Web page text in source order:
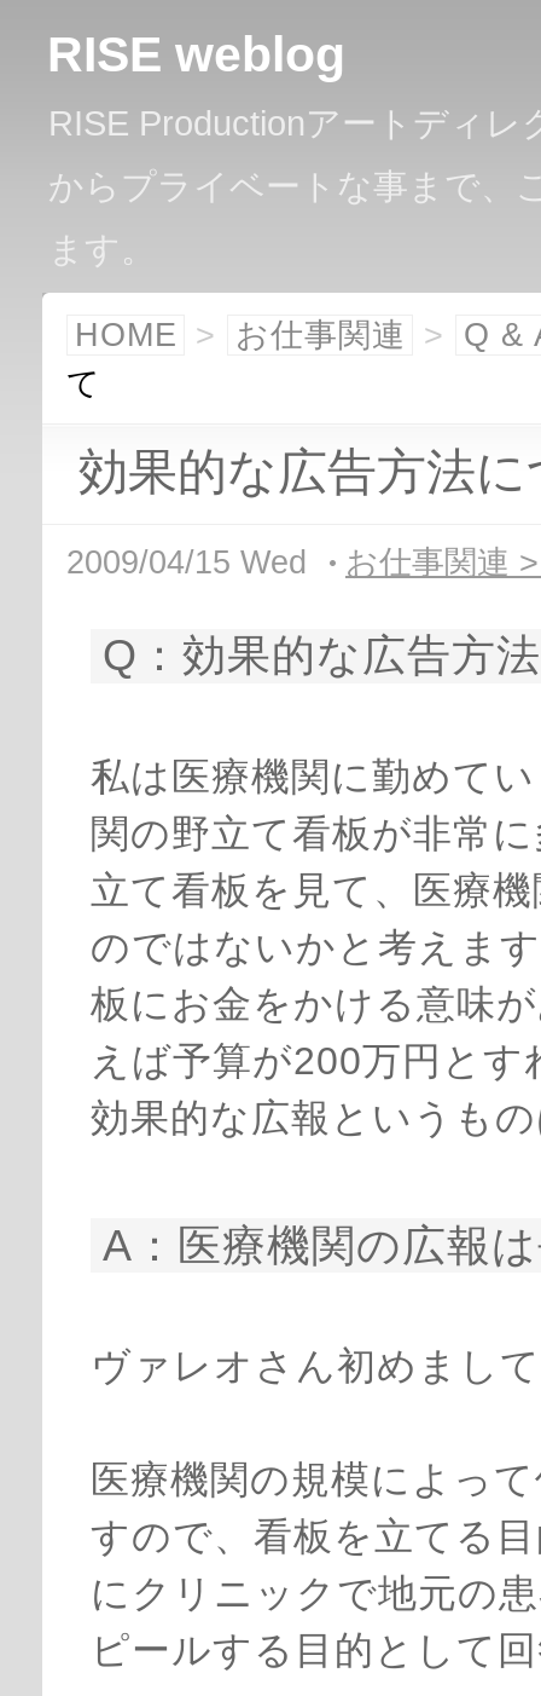
RISE weblog
RISE Productionアートディ
からプライベートな事まで、
ます。
HOME > お仕事関連 >
Q &
て
効果的な広告方法
2009/04/15 Wed お仕事関連
Q：効果的な広告方
私は医療機関に勤めて
関の野立て看板が非常
立て看板を見て、医療
のではないかと考えま
板にお金をかける意味
えば予算が200万円と
効果的な広報というも
A：医療機関の広報
ヴァレオさん初めまし
医療機関の規模によっ
すので、看板を立てる
にクリニックで地元の
ピールする目的として